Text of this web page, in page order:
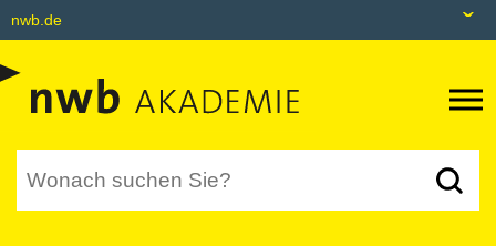
nwb.de
Datenbank
Akademie